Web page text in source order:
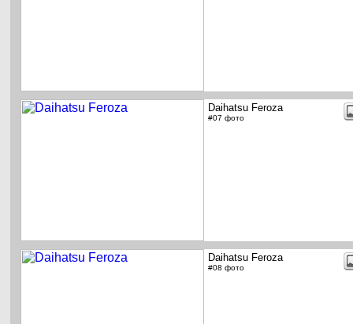
Daihatsu Feroza
#07 фото
Daihatsu Feroza
#08 фото